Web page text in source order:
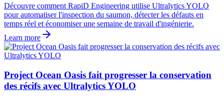
Découvre comment RapiD Engineering utilise Ultralytics YOLO
pour automatiser l'inspection du saumon, détecter les défauts en
temps réel et économiser une semaine de travail d'ingénierie.
Learn more
Project Ocean Oasis fait progresser la conservation
des récifs avec Ultralytics YOLO